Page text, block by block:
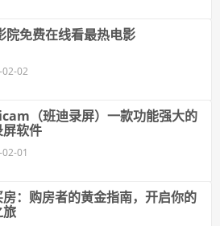
院免费在线看最热电影
02
（班迪录屏）一款功能强大的
屏软件
01
：购房者的黄金指南，开启你的
旅